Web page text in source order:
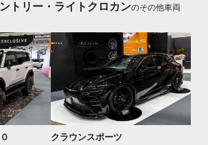
トリー・ライトクロカンのその他車両
クラウンスポーツ